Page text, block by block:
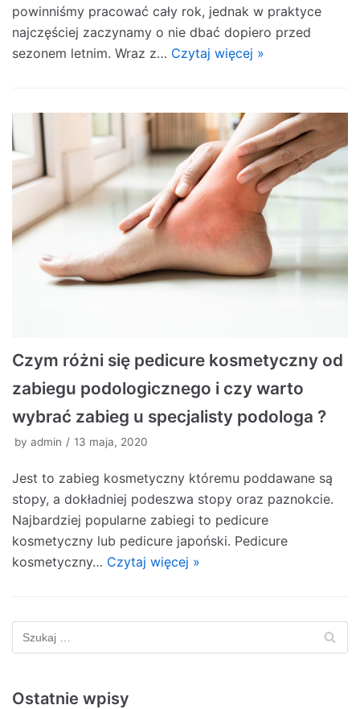
powinniśmy pracować cały rok, jednak w praktyce
najczęściej zaczynamy o nie dbać dopiero przed
sezonem letnim. Wraz z… Czytaj więcej »
Czym różni się pedicure kosmetyczny od
zabiegu podologicznego i czy warto
wybrać zabieg u specjalisty podologa ?
by admin 13 maja, 2020
Jest to zabieg kosmetyczny któremu poddawane są
stopy, a dokładniej podeszwa stopy oraz paznokcie.
Najbardziej popularne zabiegi to pedicure
kosmetyczny lub pedicure japoński. Pedicure
kosmetyczny… Czytaj więcej »
Ostatnie wpisy